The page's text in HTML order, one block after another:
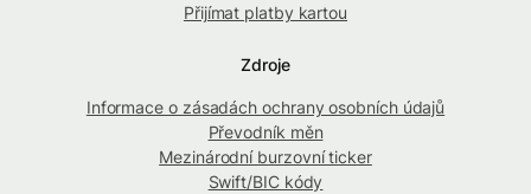
Přijímat platby kartou
Zdroje
Informace o zásadách ochrany osobních údajů
Převodník měn
Mezinárodní burzovní ticker
Swift/BIC kódy